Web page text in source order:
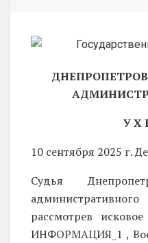
У Х
10 сентября 2025 г.
Судья
рассмотрев
ИНФОРМАЦИЯ_1 ,